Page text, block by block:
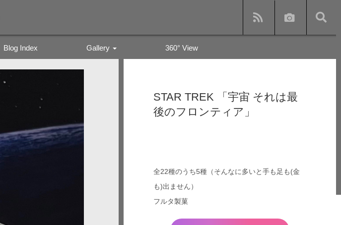
Blog Index Gallery
Trading Figure
360° View
STAR TREK 「宇宙 それは最
後のフロンティア」
全22種のうち5種（そんなに多いと手も足も(金
も)出ません）
フルタ製菓